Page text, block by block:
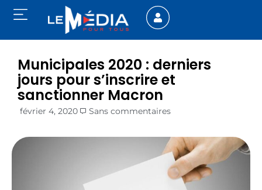
Municipales 2020 : derniers
jours pour s’inscrire et
sanctionner Macron
février 4, 2020 Sans commentaires